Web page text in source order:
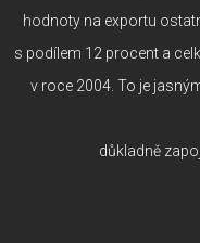
hodnoty na exportu
s podílem 12 procent a
v roce 2004. To je
důkladně